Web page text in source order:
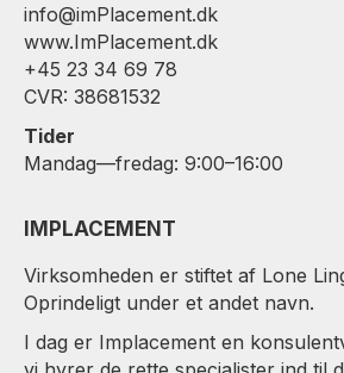
info@imPlacement.dk
www.ImPlacement.dk
+45 23 34 69 78
CVR: 38681532
Tider
Mandag—fredag: 9:00–16:00
IMPLACEMENT
Virksomheden er stiftet af Lone
Oprindeligt under et andet navn.
I dag er Implacement en